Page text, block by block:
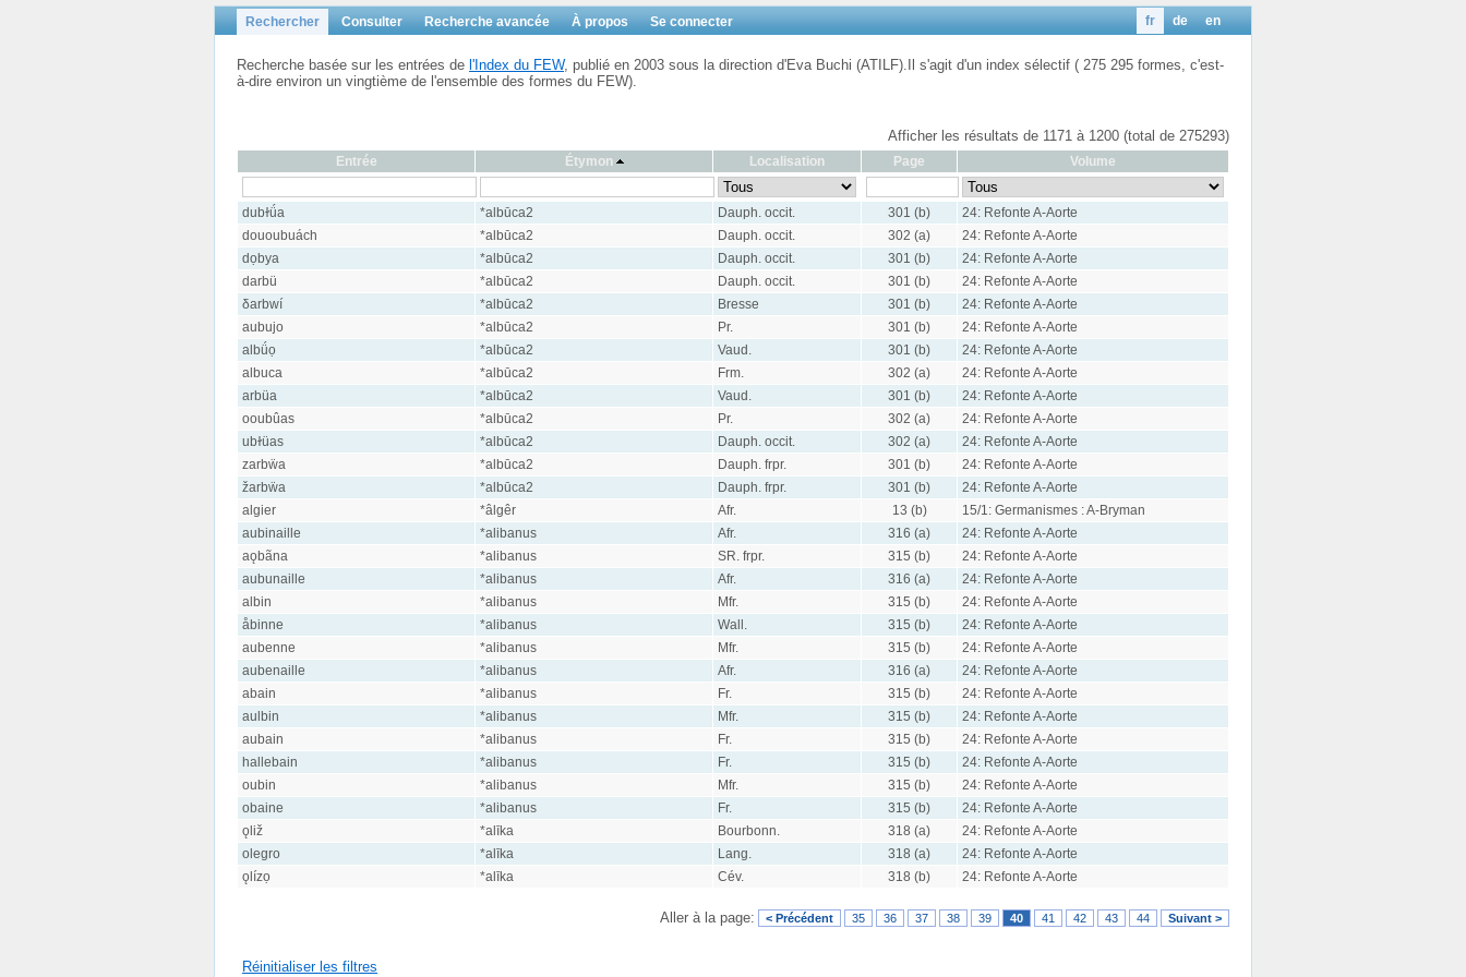
Rechercher Consulter Recherche avancée À propos Se connecter en
de
fr
Recherche basée sur les entrées de l'Index du FEW, publié en 2003 sous la direction d'Eva Buchi (ATILF).Il s'agit d'un index sélectif ( 275 295 formes, c'est-
à-dire environ un vingtième de l'ensemble des formes du FEW).
Afficher les résultats de 1171 à 1200 (total de 275293)
Entrée Étymon Localisation Page Volume
dubɫǘa *albūca2 Dauph. occit. 301 (b)
24: Refonte A-Aorte
dououbuách
*albūca2 Dauph. occit. 302 (a)
24: Refonte A-Aorte
dọbya
*albūca2 Dauph. occit. 301 (b)
24: Refonte A-Aorte
darbü
*albūca2 Dauph. occit. 301 (b)
24: Refonte A-Aorte
δarbwí
*albūca2 Bresse 301 (b)
24: Refonte A-Aorte
aubujo
*albūca2 Pr. 301 (b)
24: Refonte A-Aorte
albǘọ
*albūca2 Vaud. 301 (b)
24: Refonte A-Aorte
albuca
*albūca2 Frm. 302 (a)
24: Refonte A-Aorte
arbüa
*albūca2 Vaud. 301 (b)
24: Refonte A-Aorte
ooubûas
*albūca2 Pr. 302 (a)
24: Refonte A-Aorte
ubɫüas
*albūca2 Dauph. occit. 302 (a)
24: Refonte A-Aorte
zarbẅa
*albūca2 Dauph. frpr. 301 (b)
24: Refonte A-Aorte
žarbẅa
*albūca2 Dauph. frpr. 301 (b)
24: Refonte A-Aorte
algier
*âlgêr Afr. 13 (b)
15/1: Germanismes : A-Bryman
aubinaille
*alibanus Afr. 316 (a)
24: Refonte A-Aorte
aǫbãna
*alibanus SR. frpr. 315 (b)
24: Refonte A-Aorte
aubunaille
*alibanus Afr. 316 (a)
24: Refonte A-Aorte
albin
*alibanus Mfr. 315 (b)
24: Refonte A-Aorte
åbinne
*alibanus Wall. 315 (b)
24: Refonte A-Aorte
aubenne
*alibanus Mfr. 315 (b)
24: Refonte A-Aorte
aubenaille
*alibanus Afr. 316 (a)
24: Refonte A-Aorte
abain
*alibanus Fr. 315 (b)
24: Refonte A-Aorte
aulbin
*alibanus Mfr. 315 (b)
24: Refonte A-Aorte
aubain
*alibanus Fr. 315 (b)
24: Refonte A-Aorte
hallebain
*alibanus Fr. 315 (b)
24: Refonte A-Aorte
oubin
*alibanus Mfr. 315 (b)
24: Refonte A-Aorte
obaine
*alibanus Fr. 315 (b)
24: Refonte A-Aorte
ǫliž
*alīka Bourbonn. 318 (a)
24: Refonte A-Aorte
olegro
*alīka Lang. 318 (a)
24: Refonte A-Aorte
ǫlízọ
*alīka Cév. 318 (b) 24: Refonte A-Aorte
Aller à la page: < Précédent 35 36 37 38 39 40 41 42 43 44 Suivant >
Réinitialiser les filtres